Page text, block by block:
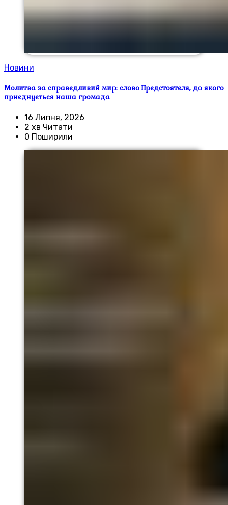
Новини
Молитва за справедливий мир: слово Предстоятеля, до якого
приєднується наша громада
16 Липня, 2026
2 хв Читати
0 Поширили